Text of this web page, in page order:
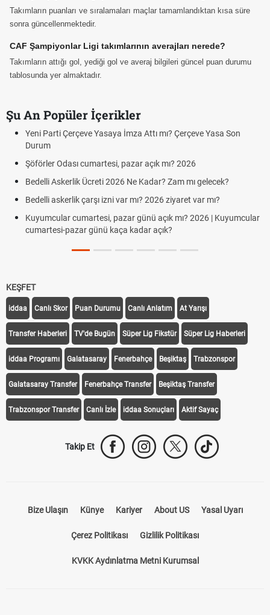
Takımların puanları ve sıralamaları maçlar tamamlandıktan kısa süre
sonra güncellenmektedir.
CAF Şampiyonlar Ligi takımlarının averajları nerede?
Takımların attığı gol, yediği gol ve averaj bilgileri güncel puan durumu
tablosunda yer almaktadır.
Şu An Popüler İçerikler
Yeni Parti Çerçeve Yasaya İmza Attı mı? Çerçeve Yasa Son
Durum
Şöförler Odası cumartesi, pazar açık mı? 2026
Bedelli Askerlik Ücreti 2026 Ne Kadar? Zam mı gelecek?
Bedelli askerlik çarşı izni var mı? 2026 ziyaret var mı?
Kuyumcular cumartesi, pazar günü açık mı? 2026 | Kuyumcular
cumartesi-pazar günü kaça kadar açık?
KEŞFET
iddaa Canlı Skor Puan Durumu Canlı Anlatım At Yarışı
Transfer Haberleri TV'de Bugün Süper Lig Fikstür Süper Lig Haberleri
iddaa Programı Galatasaray Fenerbahçe Beşiktaş Trabzonspor
Galatasaray Transfer Fenerbahçe Transfer Beşiktaş Transfer
Trabzonspor Transfer Canlı İzle iddaa Sonuçları Aktif Sayaç
Takip Et
Bize Ulaşın Künye Kariyer About US Yasal Uyarı
Çerez Politikası Gizlilik Politikası
KVKK Aydınlatma Metni Kurumsal